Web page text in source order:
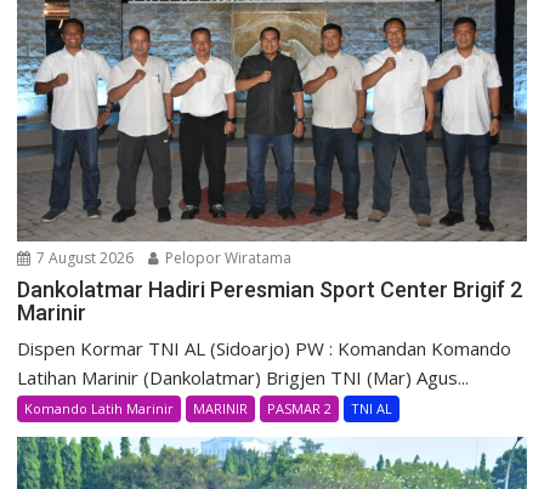
7 August 2026 Pelopor Wiratama
Dankolatmar Hadiri Peresmian Sport Center Brigif 2
Marinir
Dispen Kormar TNI AL (Sidoarjo) PW : Komandan Komando
Latihan Marinir (Dankolatmar) Brigjen TNI (Mar) Agus...
Komando Latih Marinir MARINIR PASMAR 2 TNI AL